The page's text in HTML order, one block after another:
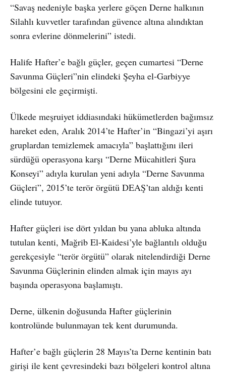
“Savaş nedeniyle başka yerlere göçen Derne halkının
Silahlı kuvvetler tarafından güvence altına alındıktan
sonra evlerine dönmelerini” istedi.
Halife Hafter’e bağlı güçler, geçen cumartesi “Derne
Savunma Güçleri”nin elindeki Şeyha el-Garbiyye
bölgesini ele geçirmişti.
Ülkede meşruiyet iddiasındaki hükümetlerden bağımsız
hareket eden, Aralık 2014’te Hafter’in “Bingazi’yi aşırı
gruplardan temizlemek amacıyla” başlattığını ileri
sürdüğü operasyona karşı “Derne Mücahitleri Şura
Konseyi” adıyla kurulan yeni adıyla “Derne Savunma
Güçleri”, 2015’te terör örgütü DEAŞ’tan aldığı kenti
elinde tutuyor.
Hafter güçleri ise dört yıldan bu yana abluka altında
tutulan kenti, Mağrib El-Kaidesi’yle bağlantılı olduğu
gerekçesiyle “terör örgütü” olarak nitelendirdiği Derne
Savunma Güçlerinin elinden almak için mayıs ayı
başında operasyona başlamıştı.
Derne, ülkenin doğusunda Hafter güçlerinin
kontrolünde bulunmayan tek kent durumunda.
Hafter’e bağlı güçlerin 28 Mayıs’ta Derne kentinin batı
girişi ile kent çevresindeki bazı bölgeleri kontrol altına